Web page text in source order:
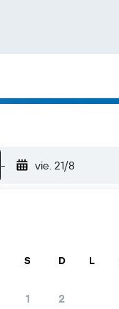
- vie. 21/8
S D
1 2
L